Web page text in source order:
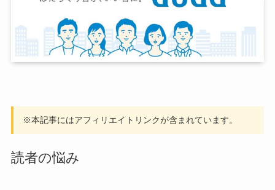
※本記事にはアフィリエイトリンクが含まれています。
読者の悩み